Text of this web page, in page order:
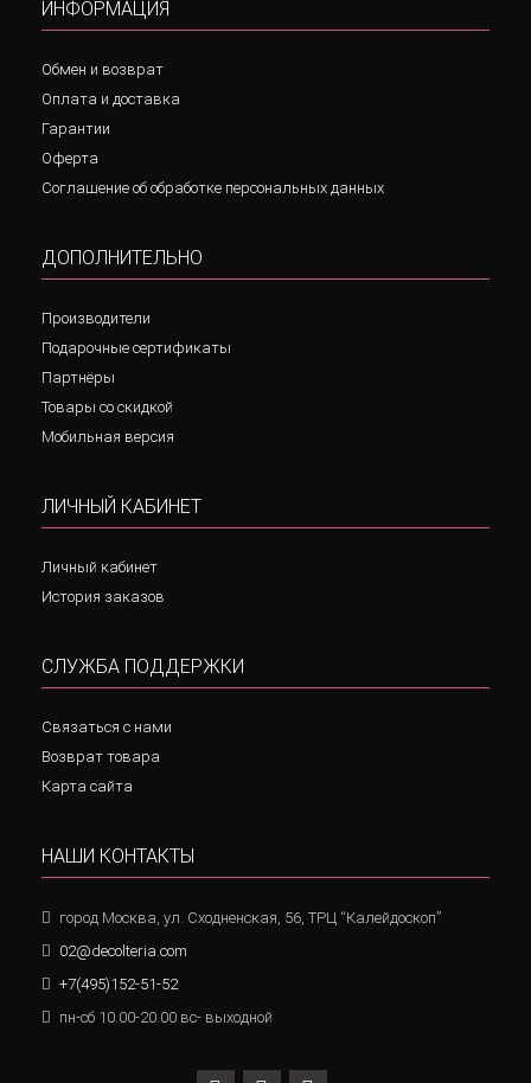
ИНФОРМАЦИЯ
Обмен и возврат
Оплата и доставка
Гарантии
Оферта
Соглашение об обработке персональных данных
ДОПОЛНИТЕЛЬНО
Производители
Подарочные сертификаты
Партнёры
Товары со скидкой
Мобильная версия
ЛИЧНЫЙ КАБИНЕТ
Личный кабинет
История заказов
СЛУЖБА ПОДДЕРЖКИ
Связаться с нами
Возврат товара
Карта сайта
НАШИ КОНТАКТЫ
город Москва, ул. Сходненская, 56, ТРЦ “Калейдоскоп”
02@decolteria.com
+7(495)152-51-52
пн-сб 10.00-20.00 вс- выходной